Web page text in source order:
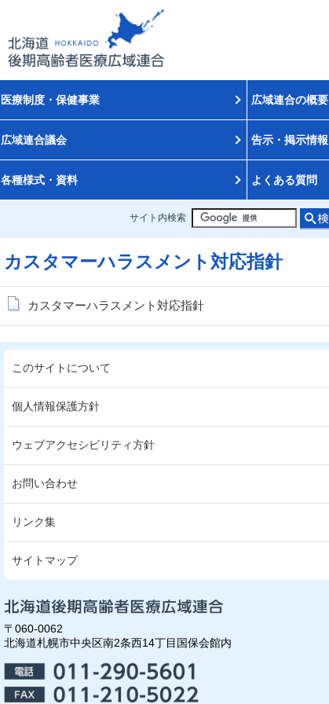
医療制度・保健事業 広域連合の概要
広域連合議会 告示・掲示情報
各種様式・資料 よくある質問
サイト内検索
カスタマーハラスメント対応指針
カスタマーハラスメント対応指針
このサイトについて
個人情報保護方針
ウェブアクセシビリティ方針
お問い合わせ
リンク集
サイトマップ
〒060-0062
北海道札幌市中央区南2条西14丁目国保会館内